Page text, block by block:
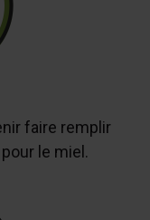
faire remplir
le miel.